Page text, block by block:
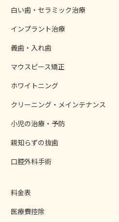
白い歯・セラミック治療
インプラント治療
義歯・入れ歯
マウスピース矯正
ホワイトニング
クリーニング・メインテナンス
小児の治療・予防
親知らずの抜歯
口腔外科手術
料金表
医療費控除